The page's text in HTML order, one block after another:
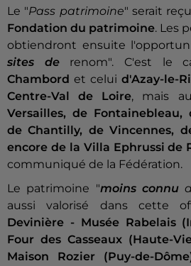
Le "Pass patrimoine" serait
Fondation du patrimoine. Les
obtiendront ensuite
sites derenom". C'est le
Chambord et celui d'Azay-le-
Centre-Val de Loire, mais
Versailles, de Fontainebleau,
de Chantilly, de Vincennes,
encore de la Villa Ephrussi de
communiqué de la Fédération.
Le patrimoine "moins connu
aussi valorisé dans cette
Devinière - Musée Rabelais
Four des Casseaux (Haute-
Maison Rozier (Puy-de-